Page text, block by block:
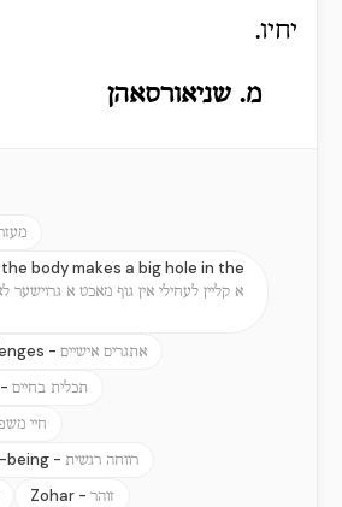
יחיו.
מ. שניאורסאהן
body makes a big hole in the
א קליין לעחילי אין גוף מאכט א גרוישער
- אתגרים אישיים
תכלית בחיים
חיי
being - רווחה רגשית
Zohar - זוהר